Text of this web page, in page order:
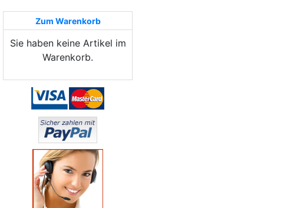
Zum Warenkorb
Sie haben keine Artikel im
Warenkorb.